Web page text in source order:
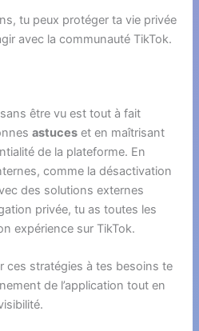
tu peux protéger ta vie privée
avec la communauté TikTok.
être vu est tout à fait
astuces et en maîtrisant
de la plateforme. En
comme la désactivation
des solutions externes
privée, tu as toutes les
expérience sur TikTok.
ces stratégies à tes besoins te
de l’application tout en